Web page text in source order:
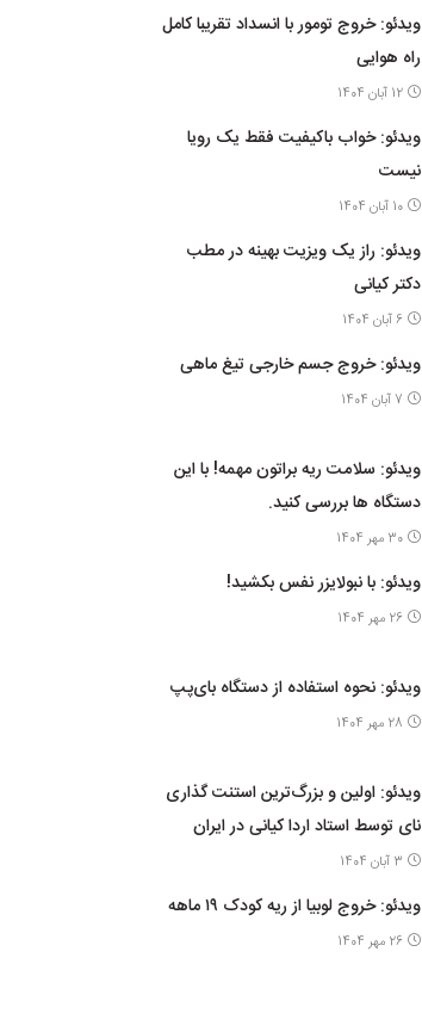
ویدئو: خروج تومور با انسداد تقریبا کامل
راه هوایی
12 آبان 1404
ویدئو: خواب باکیفیت فقط یک رویا
نیست
10 آبان 1404
ویدئو: راز یک ویزیت بهینه در مطب
دکتر کیانی
6 آبان 1404
ویدئو: خروج جسم خارجی تیغ ماهی
7 آبان 1404
ویدئو: سلامت ریه براتون مهمه! با این
دستگاه ها بررسی کنید.
30 مهر 1404
ویدئو: با نبولایزر نفس بکشید!
26 مهر 1404
ویدئو: نحوه استفاده از دستگاه بای‌پپ
28 مهر 1404
ویدئو: اولین و بزرگ‌ترین استنت گذاری
نای توسط استاد اردا کیانی در ایران
3 آبان 1404
ویدئو: خروج لوبیا از ریه کودک ۱۹ ماهه
26 مهر 1404